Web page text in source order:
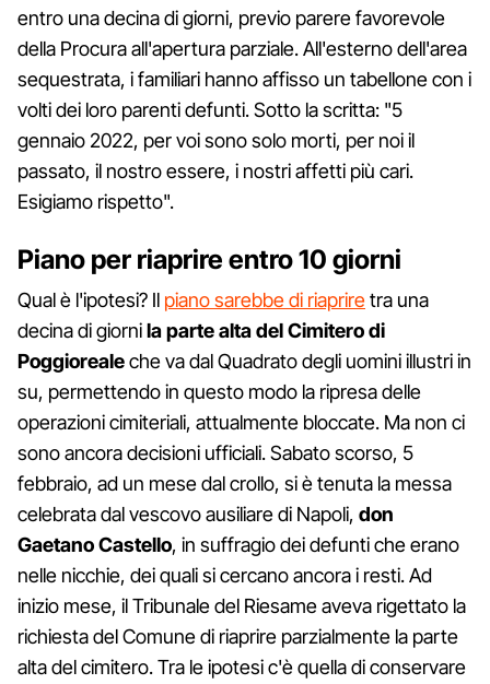
entro una decina di giorni, previo parere favorevole
della Procura all'apertura parziale. All'esterno dell'area
sequestrata, i familiari hanno affisso un tabellone con i
volti dei loro parenti defunti. Sotto la scritta: "5
gennaio 2022, per voi sono solo morti, per noi il
passato, il nostro essere, i nostri affetti più cari.
Esigiamo rispetto".
Piano per riaprire entro 10 giorni
Qual è l'ipotesi? Il piano sarebbe di riapriretra una
decina di giornila parte alta del Cimitero di
Poggiorealeche va dal Quadrato degli uomini illustri in
su, permettendo in questo modo la ripresa delle
operazioni cimiteriali, attualmente bloccate. Ma non ci
sono ancora decisioni ufficiali. Sabato scorso, 5
febbraio, ad un mese dal crollo, si è tenuta la messa
celebrata dal vescovo ausiliare di Napoli, don
Gaetano Castello, in suffragio dei defunti che erano
nelle nicchie, dei quali si cercano ancora i resti. Ad
inizio mese, il Tribunale del Riesame aveva rigettato la
richiesta del Comune di riaprire parzialmente la parte
alta del cimitero. Tra le ipotesi c'è quella di conservare